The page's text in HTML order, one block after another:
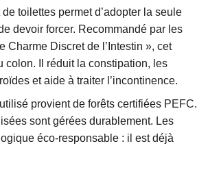
toilettes permet d’adopter la seule
devoir forcer. Recommandé par les
Charme Discret de l’Intestin », cet
colon. Il réduit la constipation, les
et aide à traiter l’incontinence.
provient de forêts certifiées PEFC.
sont gérées durablement. Les
éco-responsable : il est déjà